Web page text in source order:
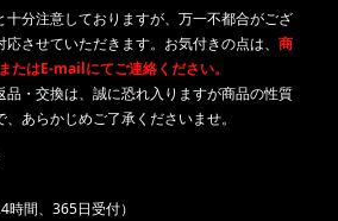
十分注意しておりますが、万一不都合がござ
させていただきます。お気付きの点は、 商
たはE-mailにてご連絡ください。
品・交換は、誠に恐れ入りますが商品の性質
あらかじめご了承くださいませ。
時間、365日受付）